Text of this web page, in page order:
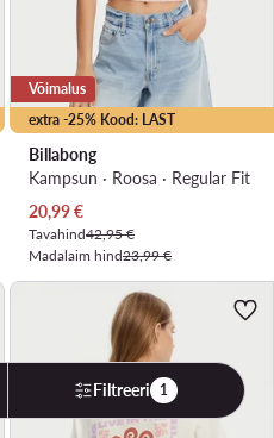
extra -25% Kood: LAST
Võimalus
Billabong
Kampsun · Roosa · Regular Fit
Praegune hind
20,99€
Tavahind42,95 €
Madalaim hind23,99 €
Filtreeri 1